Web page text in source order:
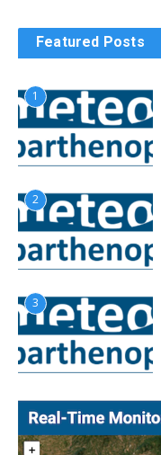
Featured Posts
1
2
3